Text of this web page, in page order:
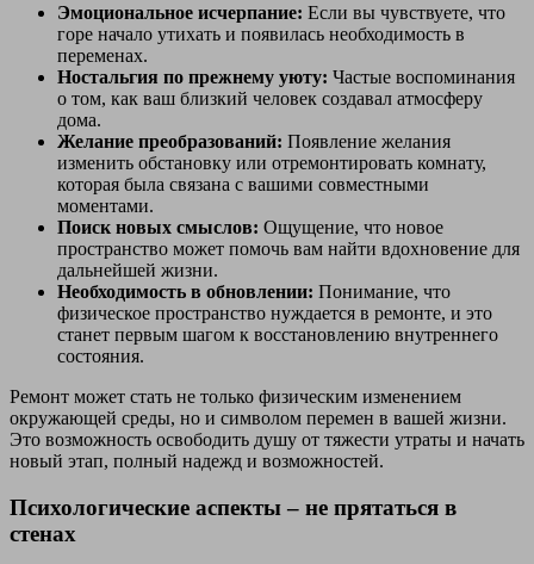
Эмоциональное исчерпание: Если вы чувствуете, что
горе начало утихать и появилась необходимость в
переменах.
Ностальгия по прежнему уюту: Частые воспоминания
о том, как ваш близкий человек создавал атмосферу
дома.
Желание преобразований: Появление желания
изменить обстановку или отремонтировать комнату,
которая была связана с вашими совместными
моментами.
Поиск новых смыслов: Ощущение, что новое
пространство может помочь вам найти вдохновение для
дальнейшей жизни.
Необходимость в обновлении: Понимание, что
физическое пространство нуждается в ремонте, и это
станет первым шагом к восстановлению внутреннего
состояния.
Ремонт может стать не только физическим изменением
окружающей среды, но и символом перемен в вашей жизни.
Это возможность освободить душу от тяжести утраты и начать
новый этап, полный надежд и возможностей.
Психологические аспекты – не прятаться в
стенах